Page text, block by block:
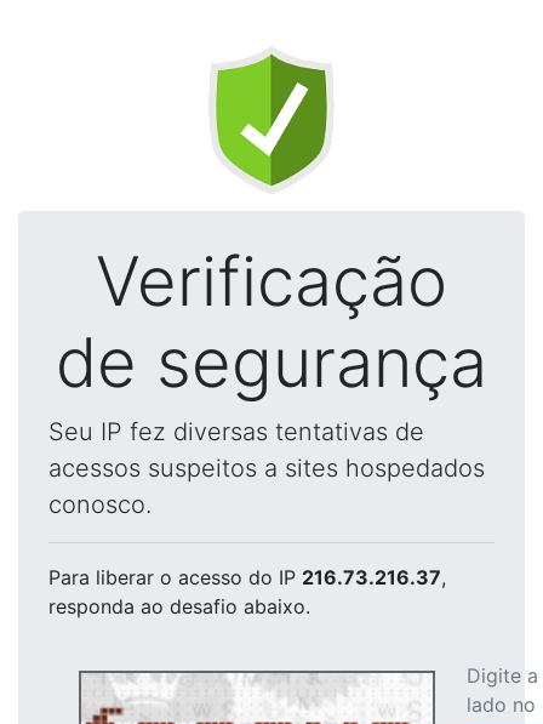
Verificação
de segurança
Seu IP fez diversas tentativas de
acessos suspeitos a sites hospedados
conosco.
Para liberar o acesso do IP 216.73.216.37,
responda ao desafio abaixo.
Digite
lado no